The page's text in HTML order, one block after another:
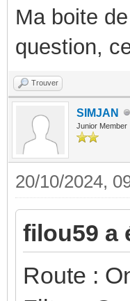
Ma boite
question,
Trouver
SIMJAN
Junior Member
20/10/2024,
filou59 a
Route :